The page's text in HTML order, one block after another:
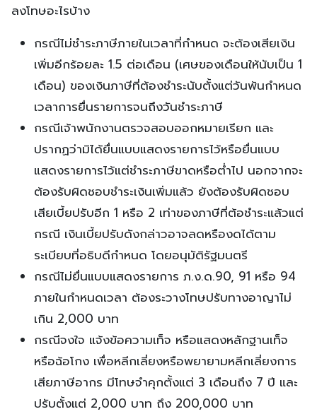
ลงโทษอะไรบ้าง
กรณีไม่ชำระภาษีภายในเวลาที่กำหนด จะต้องเสียเงิน
เพิ่มอีกร้อยละ 1.5 ต่อเดือน (เศษของเดือนให้นับเป็น 1
เดือน) ของเงินภาษีที่ต้องชำระนับตั้งแต่วันพ้นกำหนด
เวลาการยื่นรายการจนถึงวันชำระภาษี
กรณีเจ้าพนักงานตรวจสอบออกหมายเรียก และ
ปรากฏว่ามิได้ยื่นแบบแสดงรายการไว้หรือยื่นแบบ
แสดงรายการไว้แต่ชำระภาษีขาดหรือต่ำไป นอกจากจะ
ต้องรับผิดชอบชำระเงินเพิ่มแล้ว ยังต้องรับผิดชอบ
เสียเบี้ยปรับอีก 1 หรือ 2 เท่าของภาษีที่ต้อชำระแล้วแต่
กรณี เงินเบี้ยปรับดังกล่าวอาจลดหรืองดได้ตาม
ระเบียบที่อธิบดีกำหนด โดยอนุมัติรัฐมนตรี
กรณีไม่ยื่นแบบแสดงรายการ ภ.ง.ด.90, 91 หรือ 94
ภายในกำหนดเวลา ต้องระวางโทษปรับทางอาญาไม่
เกิน 2,000 บาท
กรณีจงใจ แจ้งข้อความเท็จ หรือแสดงหลักฐานเท็จ
หรือฉ้อโกง เพื่อหลีกเลี่ยงหรือพยายามหลีกเลี่ยงการ
เสียภาษีอากร มีโทษจำคุกตั้งแต่ 3 เดือนถึง 7 ปี และ
ปรับตั้งแต่ 2,000 บาท ถึง 200,000 บาท